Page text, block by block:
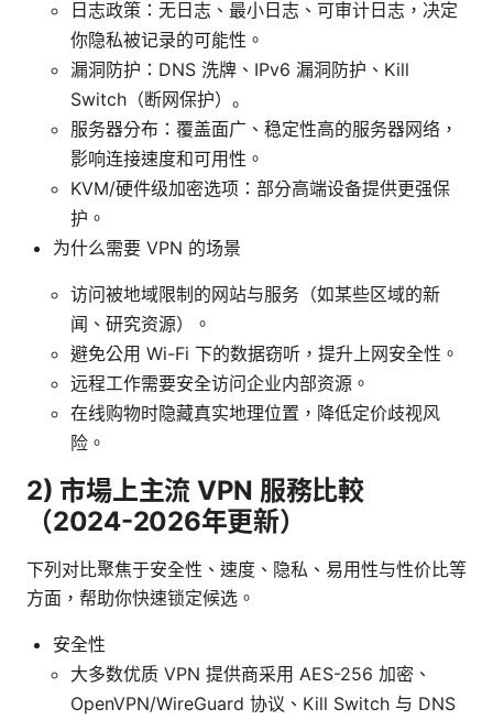
日志政策：无日志、最小日志、可审计日志，决定
你隐私被记录的可能性。
漏洞防护：DNS 洗牌、IPv6 漏洞防护、Kill
Switch（断网保护）。
服务器分布：覆盖面广、稳定性高的服务器网络，
影响连接速度和可用性。
KVM/硬件级加密选项：部分高端设备提供更强保
护。
为什么需要 VPN 的场景
访问被地域限制的网站与服务（如某些区域的新
闻、研究资源）。
避免公用 Wi-Fi 下的数据窃听，提升上网安全性。
远程工作需要安全访问企业内部资源。
在线购物时隐藏真实地理位置，降低定价歧视风
险。
2) 市場上主流 VPN 服務比較
（2024-2026年更新）
下列对比聚焦于安全性、速度、隐私、易用性与性价比等
方面，帮助你快速锁定候选。
安全性
大多数优质 VPN 提供商采用 AES-256 加密、
OpenVPN/WireGuard 协议、Kill Switch 与 DNS